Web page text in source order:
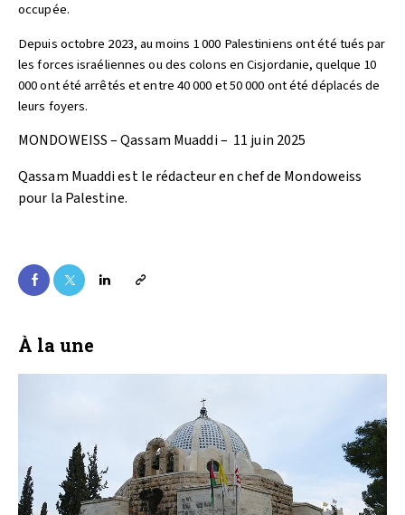
occupée.
Depuis octobre 2023, au moins 1 000 Palestiniens ont été tués par
les forces israéliennes ou des colons en Cisjordanie, quelque 10
000 ont été arrêtés et entre 40 000 et 50 000 ont été déplacés de
leurs foyers.
MONDOWEISS – Qassam Muaddi – 11 juin 2025
Qassam Muaddi est le rédacteur en chef de Mondoweiss
pour la Palestine.
À la une